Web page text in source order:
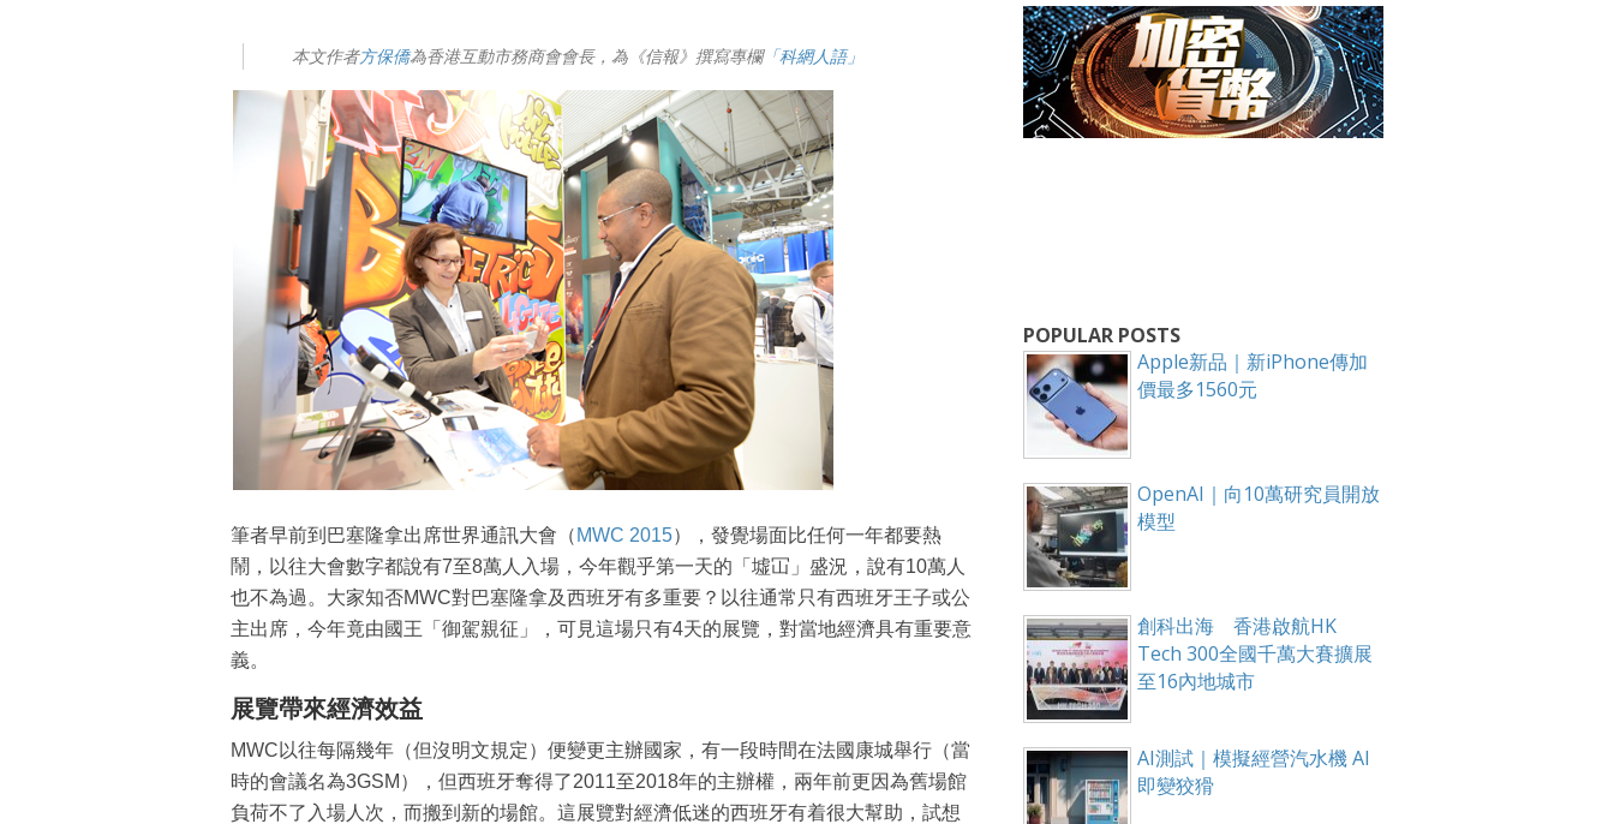
本文作者方保僑為香港互動市務商會會長，為《信報》撰寫專欄「科網人語」
筆者早前到巴塞隆拿出席世界通訊大會（ MWC 2015），發覺場面比任何一年都要熱
鬧，以往大會數字都說有7至8萬人入場，今年觀乎第一天的「墟冚」盛況，說有10萬人
也不為過。大家知否MWC對巴塞隆拿及西班牙有多重要？以往通常只有西班牙王子或公
主出席，今年竟由國王「御駕親征」，可見這場只有4天的展覽，對當地經濟具有重要意
義。
展覽帶來經濟效益
MWC以往每隔幾年（但沒明文規定）便變更主辦國家，有一段時間在法國康城舉行（當
時的會議名為3GSM），但西班牙奪得了2011至2018年的主辦權，兩年前更因為舊場館
負荷不了入場人次，而搬到新的場館。這展覽對經濟低迷的西班牙有着很大幫助，試想
POPULAR POSTS
Apple新品｜新iPhone傳加
價最多1560元
OpenAI｜向10萬研究員開放
模型
創科出海 香港啟航HK
Tech 300全國千萬大賽擴展
至16內地城市
AI測試｜模擬經營汽水機 AI
即變狡猾
成為 EJ Tech 會員
最新資訊（附創業懶人包），直達郵箱！